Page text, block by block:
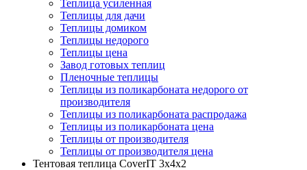
Теплица усиленная
Теплицы для дачи
Теплицы домиком
Теплицы недорого
Теплицы цена
Завод готовых теплиц
Пленочные теплицы
Теплицы из поликарбоната недорого от
производителя
Теплицы из поликарбоната распродажа
Теплицы из поликарбоната цена
Теплицы от производителя
Теплицы от производителя цена
Тентовая теплица CoverIT 3х4х2